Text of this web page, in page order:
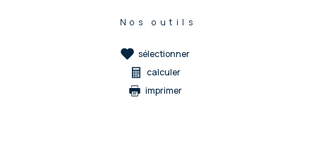
Nos outils
sélectionner
calculer
imprimer